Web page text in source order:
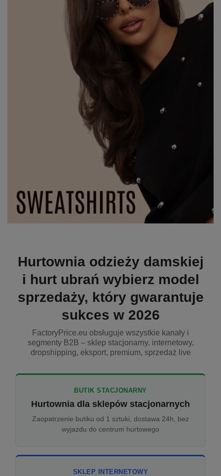
Hurtownia odzieży damskiej
i hurt ubrań wybierz model
sprzedaży, który gwarantuje
sukces w 2026
FactoryPrice.eu obsługuje wszystkie kanały i
segmenty B2B – sklep stacjonarny, internetowy,
dropshipping, eksport, premium, sprzedaż live
BUTIK STACJONARNY
Hurtownia dla sklepów stacjonarnych
Zaopatrzenie butiku od 1 sztuki, dostawa 24h, bez
wyjazdu do centrum hurtowego
SKLEP INTERNETOWY